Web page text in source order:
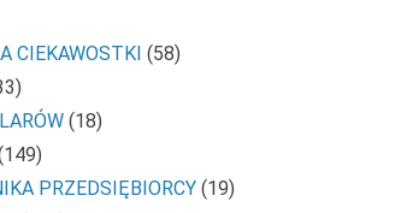
CIEKAWOSTKI (58)
(18)
PRZEDSIĘBIORCY (19)